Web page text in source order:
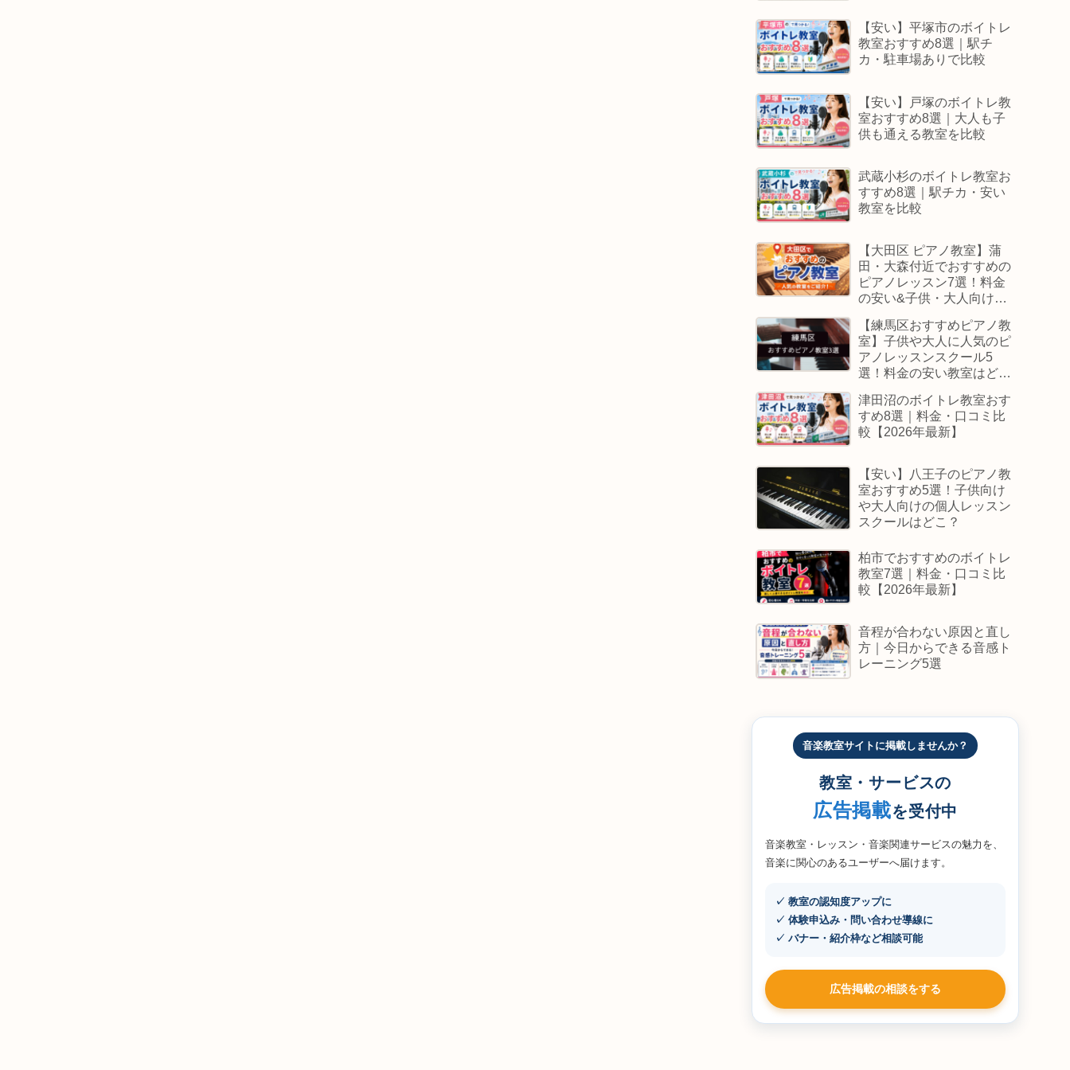
【安い】平塚市のボイトレ
教室おすすめ8選｜駅チ
カ・駐車場ありで比較
【安い】戸塚のボイトレ教
室おすすめ8選｜大人も子
供も通える教室を比較
武蔵小杉のボイトレ教室お
すすめ8選｜駅チカ・安い
教室を比較
【大田区 ピアノ教室】蒲
田・大森付近でおすすめの
ピアノレッスン7選！料金
の安い&子供・大人向けス
【練馬区おすすめピアノ教
室】子供や大人に人気のピ
アノレッスンスクール5
選！料金の安い教室はど
津田沼のボイトレ教室おす
すめ8選｜料金・口コミ比
較【2026年最新】
【安い】八王子のピアノ教
室おすすめ5選！子供向け
や大人向けの個人レッスン
スクールはどこ？
柏市でおすすめのボイトレ
教室7選｜料金・口コミ比
較【2026年最新】
音程が合わない原因と直し
方｜今日からできる音感ト
レーニング5選
音楽教室サイトに掲載しませんか？
教室・サービスの
広告掲載を受付中
音楽教室・レッスン・音楽関連サービスの魅力を、
音楽に関心のあるユーザーへ届けます。
✓ 教室の認知度アップに
✓ 体験申込み・問い合わせ導線に
✓ バナー・紹介枠など相談可能
広告掲載の相談をする